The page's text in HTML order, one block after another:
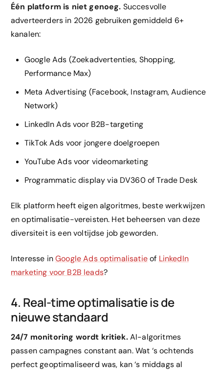
Één platform is niet genoeg. Succesvolle
adverteerders in 2026 gebruiken gemiddeld 6+
kanalen:
Google Ads (Zoekadvertenties, Shopping,
Performance Max)
Meta Advertising (Facebook, Instagram, Audience
Network)
LinkedIn Ads voor B2B-targeting
TikTok Ads voor jongere doelgroepen
YouTube Ads voor videomarketing
Programmatic display via DV360 of Trade Desk
Elk platform heeft eigen algoritmes, beste werkwijzen
en optimalisatie-vereisten. Het beheersen van deze
diversiteit is een voltijdse job geworden.
Interesse inGoogle Ads optimalisatieof LinkedIn
marketing voor B2B leads?
4. Real-time optimalisatie is de
nieuwe standaard
24/7 monitoring wordt kritiek.AI-algoritmes
passen campagnes constant aan. Wat ‘s ochtends
perfect geoptimaliseerd was, kan ‘s middags al